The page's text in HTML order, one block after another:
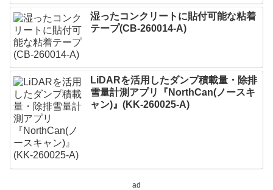
湿ったコンクリートに貼付可能な粘着
テープ(CB-260014-A)
LiDARを活用したダンプ積載量・除排
雪量計測アプリ『NorthCan(ノースキ
ャン)』(KK-260025-A)
ad